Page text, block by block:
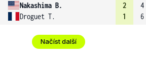
Nakashima B.
Droguet T.
2
1
4
6
Načíst další